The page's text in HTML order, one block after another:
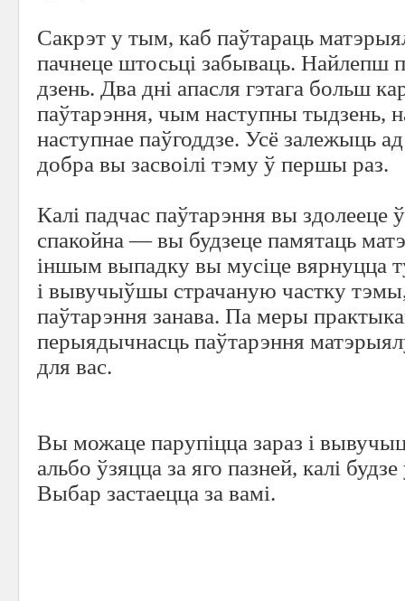
Сакрэт у тым, каб паўтараць
пачнеце штосьці забываць. Найлепш
дзень. Два дні апасля гэтага больш
паўтарэння, чым наступны тыдзень,
наступнае паўгоддзе. Усё залежыць ад
добра вы засвоілі тэму ў першы раз.
Калі падчас паўтарэння вы здолееце
спакойна — вы будзеце памятаць
іншым выпадку вы мусіце вярнуцца
і вывучыўшы страчаную частку
паўтарэння занава. Па меры
перыядычнасць паўтарэння
для вас.
Вы можаце парупіцца зараз і
альбо ўзяцца за яго пазней, калі
Выбар застаецца за вамі.